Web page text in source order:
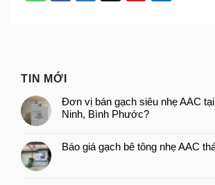
TIN MỚI
Đơn vị bán gạch siêu nhẹ AAC
Ninh, Bình Phước?
Báo giá gạch bê tông nhẹ AAC